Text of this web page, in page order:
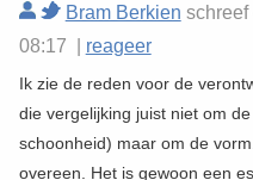
Bram Berkien schreef
08:17 | reageer
Ik zie de reden voor de
die vergelijking juist niet om
schoonheid) maar om de
overeen. Het is gewoon een